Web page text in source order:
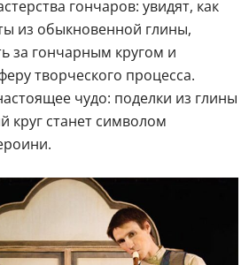
гончаров: увидят, как
из обыкновенной глины,
за гончарным кругом и
творческого процесса.
чудо: поделки из глины
круг станет символом